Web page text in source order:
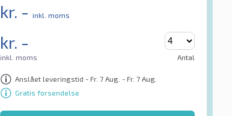
kr. - inkl. moms
kr. -
inkl. moms Antal
Anslået leveringstid - Fr. 7 Aug. - Fr. 7 Aug.
Gratis forsendelse